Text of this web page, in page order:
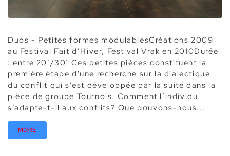
Duos - Petites formes modulablesCréations 2009
au Festival Fait d’Hiver, Festival Vrak en 2010Durée
: entre 20’/30’ Ces petites pièces constituent la
première étape d'une recherche sur la dialectique
du conflit qui s’est développée par la suite dans la
pièce de groupe Tournois. Comment l’individu
s’adapte-t-il aux conflits? Que pouvons-nous...
MORE